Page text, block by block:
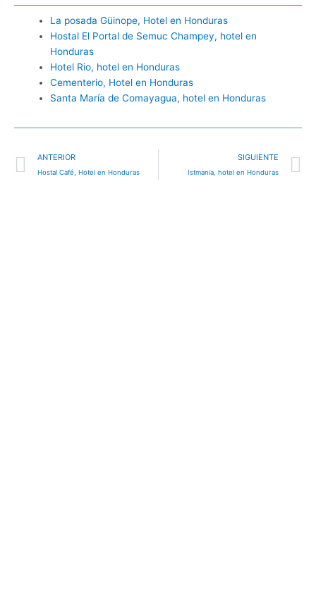
La posada Güinope, Hotel en Honduras
Hostal El Portal de Semuc Champey, hotel en
Honduras
Hotel Rio, hotel en Honduras
Cementerio, Hotel en Honduras
Santa María de Comayagua, hotel en Honduras
Ant
ANTERIOR
Hostal Café, Hotel en Honduras
SIGUIENTE
Istmania, hotel en Honduras